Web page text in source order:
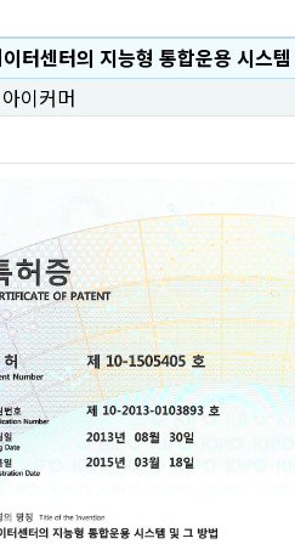
터센터의 지능형 통합운용 시스템
아이커머